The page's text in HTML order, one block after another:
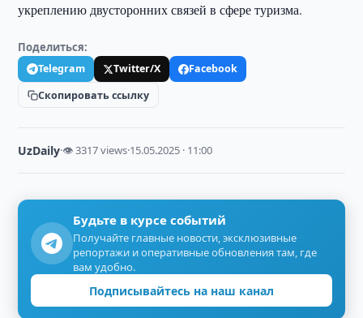
укреплению двусторонних связей в сфере туризма.
Поделиться:
Telegram Twitter/X
Facebook
Скопировать ссылку
UzDaily·👁 3317 views·15.05.2025 · 11:00
Будьте в курсе событий
Получайте главные новости, эксклюзивные
репортажи и оперативные обновления там, где
вам удобно.
Подписывайтесь на наш канал